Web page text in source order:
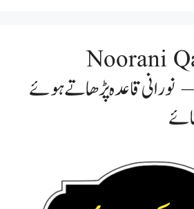
Noorani
Lesson 7 – نورانی قاعدہ پڑھاتے ہوئے